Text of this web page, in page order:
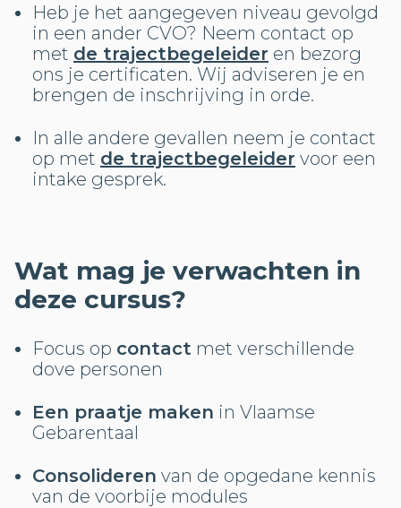
Heb je het aangegeven niveau gevolgd
in een ander CVO? Neem contact op
met de trajectbegeleider en bezorg
ons je certificaten. Wij adviseren je en
brengen de inschrijving in orde.
In alle andere gevallen neem je contact
op met de trajectbegeleider voor een
intake gesprek.
Wat mag je verwachten in
deze cursus?
Focus op contact met verschillende
dove personen
Een praatje maken in Vlaamse
Gebarentaal
Consolideren van de opgedane kennis
van de voorbije modules